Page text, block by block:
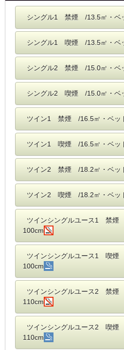
シングル1 禁煙 /13.5㎡・ベ
シングル1 喫煙 /13.5㎡・ベ
シングル2 禁煙 /15.0㎡・ベ
シングル2 喫煙 /15.0㎡・ベ
ツイン1 禁煙 /16.5㎡・ベッ
ツイン1 喫煙 /16.5㎡・ベッ
ツイン2 禁煙 /18.2㎡・ベッ
ツイン2 喫煙 /18.2㎡・ベッ
ツインシングルユース1 禁煙
100cm
ツインシングルユース1 喫煙
100cm
ツインシングルユース2 禁煙
110cm
ツインシングルユース2 喫煙
110cm